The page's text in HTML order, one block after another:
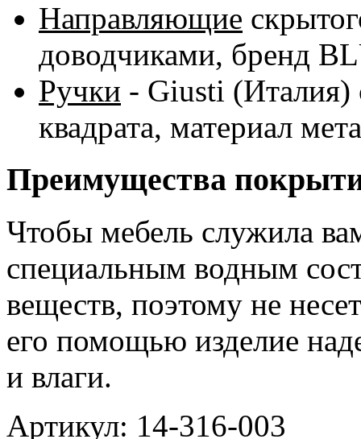
Направляющие
доводчиками, бренд
Ручки - Giusti (Италия)
квадрата, материал
Преимущества
Чтобы мебель служила
специальным водным
веществ, поэтому не
его помощью изделие
и влаги.
Артикул: 14-316-003